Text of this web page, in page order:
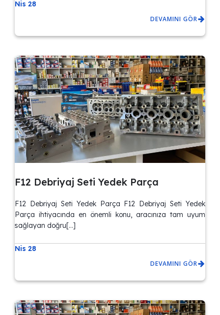
Nis 28
DEVAMINI GÖR
F12 Debriyaj Seti Yedek Parça
F12 Debriyaj Seti Yedek Parça F12 Debriyaj Seti Yedek
Parça ihtiyacında en önemli konu, aracınıza tam uyum
sağlayan doğru[…]
Nis 28
DEVAMINI GÖR